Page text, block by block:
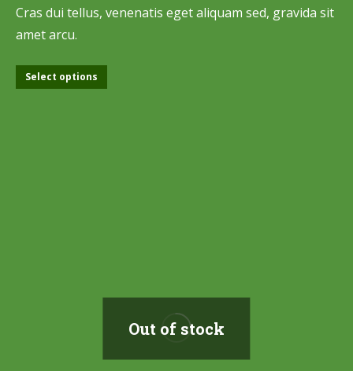
Cras dui tellus, venenatis eget aliquam sed, gravida sit
amet arcu.
Select options
Out of stock